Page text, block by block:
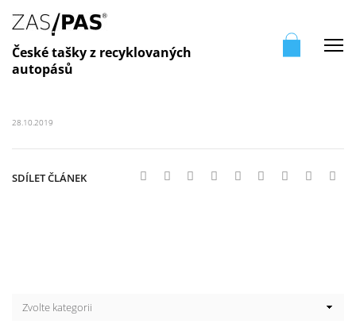
České tašky z recyklovaných
autopásů
28.10.2019
SDÍLET ČLÁNEK